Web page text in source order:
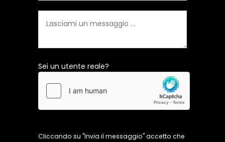
Sei un utente reale?
Cliccando su "Invia il messaggio" accetto che